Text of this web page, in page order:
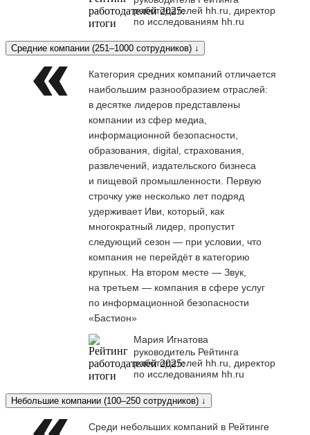
работодателей hh.ru, директор
по исследованиям hh.ru
Средние компании (251–1000 сотрудников) ↓
Категория средних компаний отличается
наибольшим разнообразием отраслей:
в десятке лидеров представлены
компании из сфер медиа,
информационной безопасности,
образования, digital, страхования,
развлечений, издательского бизнеса
и пищевой промышленности. Первую
строчку уже несколько лет подряд
удерживает Иви, который, как
многократный лидер, пропустит
следующий сезон — при условии, что
компания не перейдёт в категорию
крупных. На втором месте — Звук,
на третьем — компания в сфере услуг
по информационной безопасности
«Бастион»
Мария Игнатова
руководитель Рейтинга
работодателей hh.ru, директор
по исследованиям hh.ru
Небольшие компании (100–250 сотрудников) ↓
Среди небольших компаний в Рейтинге